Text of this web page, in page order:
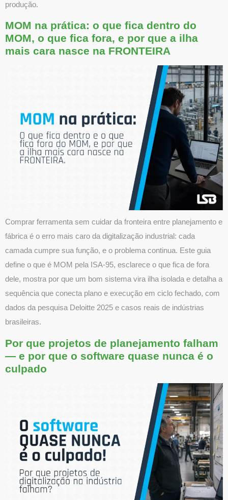
produção.
MOM na prática: o que fica dentro do
MOM, o que fica fora, e por que a ilha
mais cara nasce na FRONTEIRA
Comprar ferramenta sem cuidar da fronteira entre planejamento e
fábrica é o erro mais caro da digitalização industrial: cada
camada cumpre sua função, e o problema continua. Este guia
define o que é MOM pela ISA-95, esclarece o que fica de fora
dele, mostra por que um bom sistema vira ilha isolada e detalha a
sequência que conecta plano e execução em ciclo fechado, com
dados da pesquisa Deloitte 2025 e casos reais de indústrias
brasileiras.
Por que projetos de planejamento falham
— e por que o software quase nunca é o
culpado